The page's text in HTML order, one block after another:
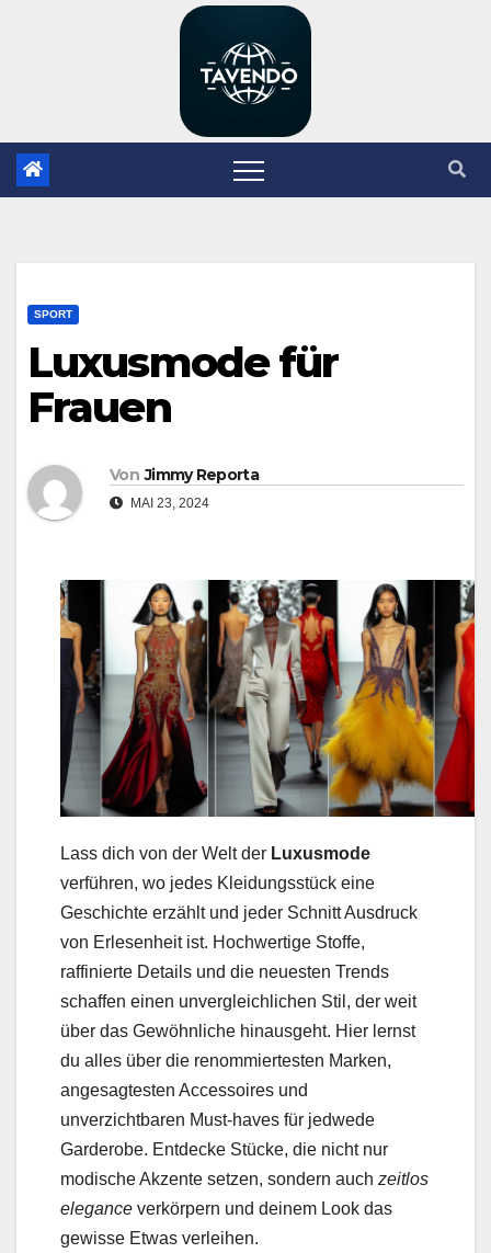
SPORT
Luxusmode für
Frauen
Von Jimmy Reporta
MAI 23, 2024
Lass dich von der Welt der Luxusmode
verführen, wo jedes Kleidungsstück eine
Geschichte erzählt und jeder Schnitt Ausdruck
von Erlesenheit ist. Hochwertige Stoffe,
raffinierte Details und die neuesten Trends
schaffen einen unvergleichlichen Stil, der weit
über das Gewöhnliche hinausgeht. Hier lernst
du alles über die renommiertesten Marken,
angesagtesten Accessoires und
unverzichtbaren Must-haves für jedwede
Garderobe. Entdecke Stücke, die nicht nur
modische Akzente setzen, sondern auch zeitlos
elegance verkörpern und deinem Look das
gewisse Etwas verleihen.